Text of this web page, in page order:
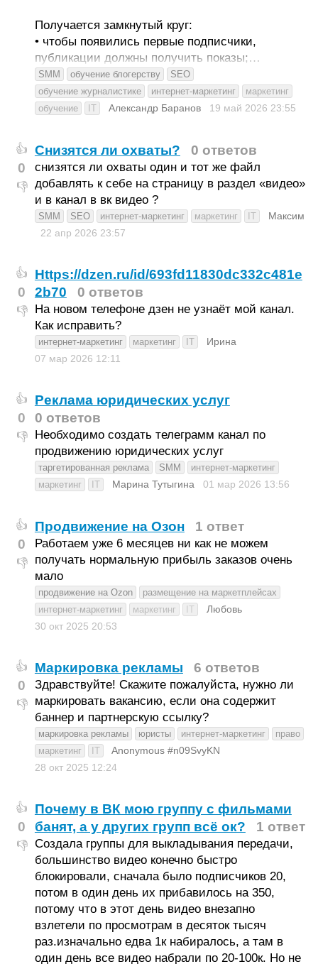
Получается замкнутый круг:
• чтобы появились первые подписчики,
публикации должны получить показы;…
SMM обучение блогерству
SEO
обучение журналистике
интернет-маркетинг
маркетинг
обучение
IT Александр Баранов 19 май 2026 23:55
👍
0
👎
Снизятся ли охваты? 0 ответов
снизятся ли охваты один и тот же файл
добавлять к себе на страницу в раздел «видео»
и в канал в вк видео ?
SMM SEO интернет-маркетинг маркетинг IT
Максим
22 апр 2026 23:57
👍
0
👎
Https://dzen.ru/id/693fd11830dc332c481e
2b70
0 ответов
На новом телефоне дзен не узнаёт мой канал.
Как исправить?
интернет-маркетинг маркетинг IT
Ирина
07 мар 2026 12:11
👍
0
👎
Реклама юридических услуг
0 ответов
Необходимо создать телеграмм канал по
продвижению юридических услуг
таргетированная реклама SMM
интернет-маркетинг
маркетинг
IT Марина Тутыгина 01 мар 2026 13:56
👍
0
👎
Продвижение на Озон 1 ответ
Работаем уже 6 месяцев ни как не можем
получать нормальную прибыль заказов очень
мало
продвижение на Ozon
размещение на маркетплейсах
интернет-маркетинг
маркетинг IT
Любовь
30 окт 2025 20:53
👍
0
👎
Маркировка рекламы 6 ответов
Здравствуйте! Скажите пожалуйста, нужно ли
маркировать вакансию, если она содержит
баннер и партнерскую ссылку?
маркировка рекламы юристы интернет-маркетинг
право
маркетинг
IT
Anonymous #n09SvyKN
28 окт 2025 12:24
👍
0
👎
Почему в ВК мою группу с фильмами
банят, а у других групп всë ок?
1 ответ
Создала группы для выкладывания передачи,
большинство видео конечно быстро
блокировали, сначала было подписчиков 20,
потом в один день их прибавилось на 350,
потому что в этот день видео внезапно
взлетели по просмотрам в десяток тысяч
раз.изначально едва 1к набиралось, а там в
один день все видео набрали по 20-100к. Но не